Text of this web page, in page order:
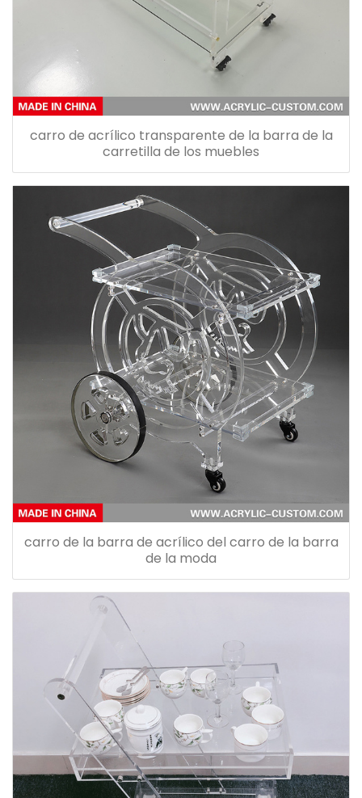
carro de acrílico transparente de la barra de la
carretilla de los muebles
carro de la barra de acrílico del carro de la barra
de la moda